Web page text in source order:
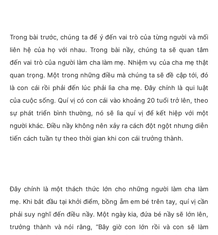
Trong bài trước, chúng ta để ý đến vai trò của từng người và mối
liên hệ của họ với nhau. Trong bài nầy, chúng ta sẽ quan tâm
đến vai trò của người làm cha làm mẹ. Nhiệm vụ của cha mẹ thật
quan trọng. Một trong những điều mà chúng ta sẽ đề cập tới, đó
là con cái rồi phải đến lúc phải lìa cha mẹ. Đây chính là qui luật
của cuộc sống. Quí vị có con cái vào khoảng 20 tuổi trở lên, theo
sự phát triển bình thường, nó sẽ lìa quí vị để kết hiệp với một
người khác. Điều nầy không nên xảy ra cách đột ngột nhưng diễn
tiến cách tuần tự theo thời gian khi con cái trưởng thành.
Đây chính là một thách thức lớn cho những người làm cha làm
mẹ. Khi bắt đầu tại khởi điểm, bồng ẵm em bé trên tay, quí vị cần
phải suy nghĩ đến điều nầy. Một ngày kia, đứa bé nầy sẽ lớn lên,
trưởng thành và nói rằng, “Bây giờ con lớn rồi và con sẽ làm